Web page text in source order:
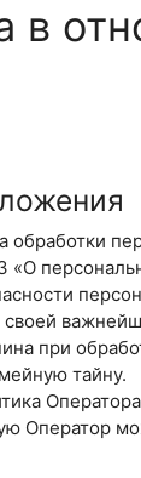
в
обработки
«О
своей
при
тайну.
Оператор